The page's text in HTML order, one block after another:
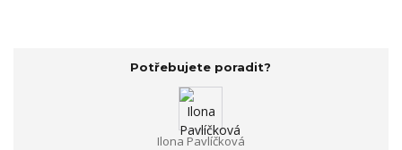
Potřebujete poradit?
Ilona Pavlíčková